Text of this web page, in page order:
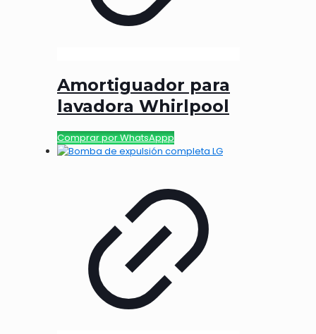
Amortiguador para
lavadora Whirlpool
Comprar por WhatsAppp